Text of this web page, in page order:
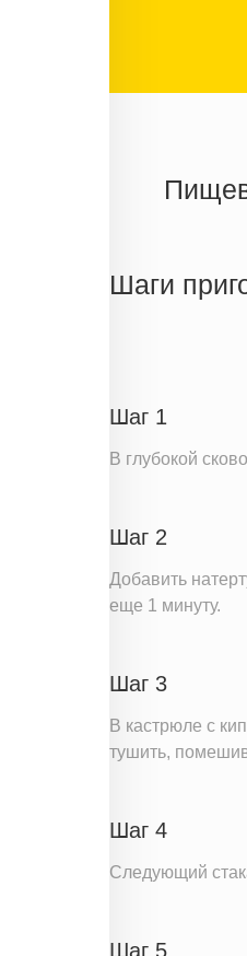
Белки
Шаги
Шаг 1
В глубокой
Шаг 2
Добавить
еще 1 минуту.
Шаг 3
В кастрюле с
тушить,
Шаг 4
Следующий
Шаг 5